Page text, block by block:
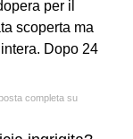
per il
scoperta ma
Dopo 24
completa su